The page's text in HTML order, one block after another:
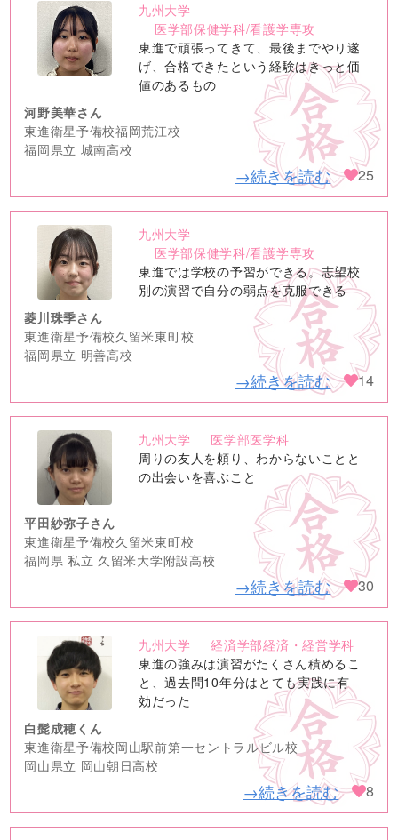
no
image
九州大学
医学部保健学科/看護学専攻
東進で頑張ってきて、最後までやり遂
げ、合格できたという経験はきっと価
値のあるもの
河野美華さん
東進衛星予備校福岡荒江校
福岡県立 城南高校
→続きを読む 25
no
image
九州大学
医学部保健学科/看護学専攻
東進では学校の予習ができる。志望校
別の演習で自分の弱点を克服できる
菱川珠季さん
東進衛星予備校久留米東町校
福岡県立 明善高校
→続きを読む 14
no
image
九州大学
医学部医学科
周りの友人を頼り、わからないことと
の出会いを喜ぶこと
平田紗弥子さん
東進衛星予備校久留米東町校
福岡県 私立 久留米大学附設高校
→続きを読む 30
no
image
九州大学
経済学部経済・経営学科
東進の強みは演習がたくさん積めるこ
と、過去問10年分はとても実践に有
効だった
白髭成穂くん
東進衛星予備校岡山駅前第一セントラルビル校
岡山県立 岡山朝日高校
→続きを読む 8